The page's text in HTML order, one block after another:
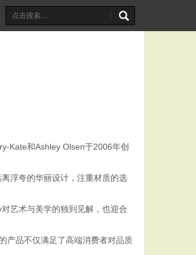
Kate和Ashley Olsen于2006年创
浮夸的华丽设计，注重材质的选
艺术与美学的独到见解，也迎合
产品不仅满足了高端消费者对品质